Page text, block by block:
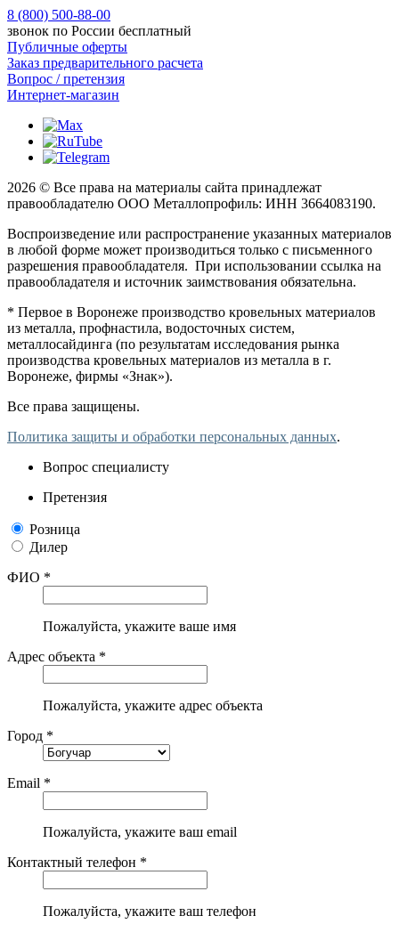
8 (800) 500-88-00
звонок по России бесплатный
Публичные оферты
Заказ предварительного расчета
Вопрос / претензия
Интернет-магазин
2026 © Все права на материалы сайта принадлежат
правообладателю ООО Металлопрофиль: ИНН 3664083190.
Воспроизведение или распространение указанных материалов
в любой форме может производиться только с письменного
разрешения правообладателя. При использовании ссылка на
правообладателя и источник заимствования обязательна.
* Первое в Воронеже производство кровельных материалов
из металла, профнастила, водосточных систем,
металлосайдинга (по результатам исследования рынка
производства кровельных материалов из металла в г.
Воронеже, фирмы «Знак»).
Все права защищены.
Политика защиты и обработки персональных данных.
Вопрос специалисту
Претензия
Розница
Дилер
ФИО *
Пожалуйста, укажите ваше имя
Адрес объекта *
Пожалуйста, укажите адрес объекта
Город *
Email *
Пожалуйста, укажите ваш email
Контактный телефон *
Пожалуйста, укажите ваш телефон